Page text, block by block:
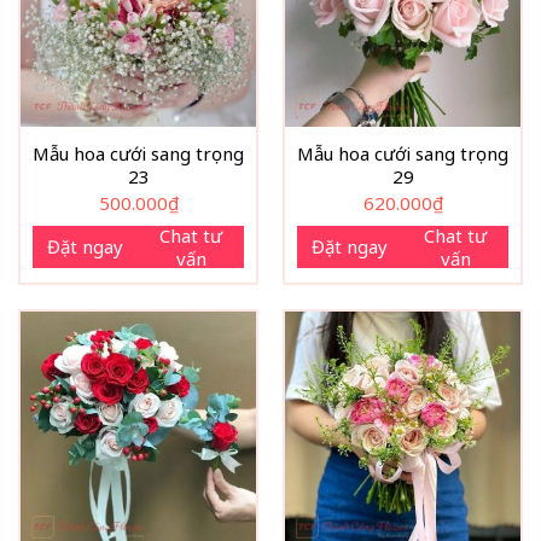
Bó hoa cưới phù hợp với những cô dâu yêu thích sự thanh
Bó hoa cưới sen trắng đặc biệt phù hợp với những
truyền thống, tối giản hoặc phong cách nàng thơ nhẹ
cho những cô dâu mong muốn thể hiện vẻ đẹp dịu dàng,
biệt trong ngày trọng đại của mình.
Tại Shop Hoa Thành Công, mỗi
bó hoa cưới cầm tay cô dâu
những bông hoa tươi chất lượng cao, đảm bảo độ bền và
Mẫu hoa cưới sang trọng
23
500.000₫
Đặt ngay
Chat tư
vấn
Mẫu hoa cưới sang trọng
29
620.000₫
Đặt ngay
Chat tư
vấn